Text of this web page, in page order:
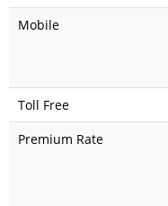
Mobile
Toll Free
Premium Rate